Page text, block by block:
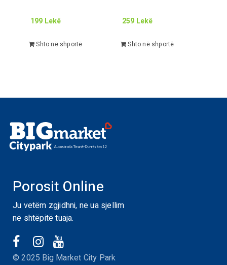
199 Lekë
Shto në shportë
259 Lekë
Shto në shportë
Porosit Online
Ju vetëm zgjidhni, ne ua sjellim
në shtëpitë tuaja.
© 2025 Big Market City Park